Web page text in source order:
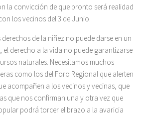
la convicción de que pronto será realidad
los vecinos del 3 de Junio.
de la niñez no puede darse en un
derecho a la vida no puede garantizarse
naturales. Necesitamos muchos
como los del Foro Regional que alerten
acompañen a los vecinos y vecinas, que
que nos confirman una y otra vez que
podrá torcer el brazo a la avaricia